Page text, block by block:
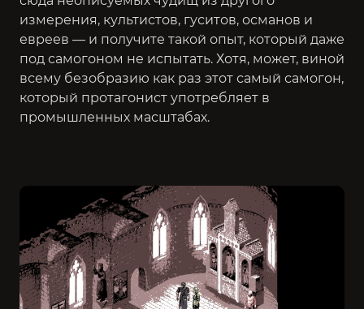
измерения, культистов, гуситов, османов и
евреев — и получите такой опыт, который даже
под самогоном не испытать. Хотя, может, виной
всему безобразию как раз этот самый самогон,
который протагонист употребляет в
промышленных масштабах.